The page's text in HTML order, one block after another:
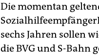
Die momentan
sechs Jahren sollen
die BVG und S-Bahn